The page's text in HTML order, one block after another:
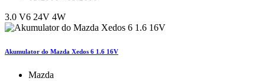
3.0 V6 24V 4W
Akumulator do Mazda Xedos 6 1.6 16V
Mazda